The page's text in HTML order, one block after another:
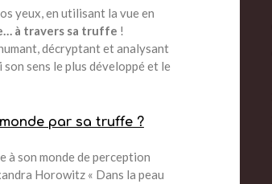
yeux, en utilisant la vue en
à travers sa truffe !
décryptant et analysant
sens le plus développé et le
par sa truffe ?
à son monde de perception
Horowitz « Dans la peau